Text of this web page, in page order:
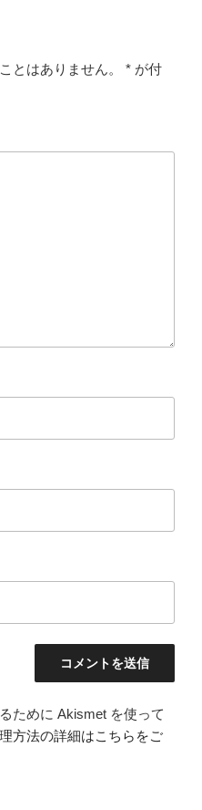
とはありません。 * が付
ために Akismet を使って
方法の詳細はこちらをご